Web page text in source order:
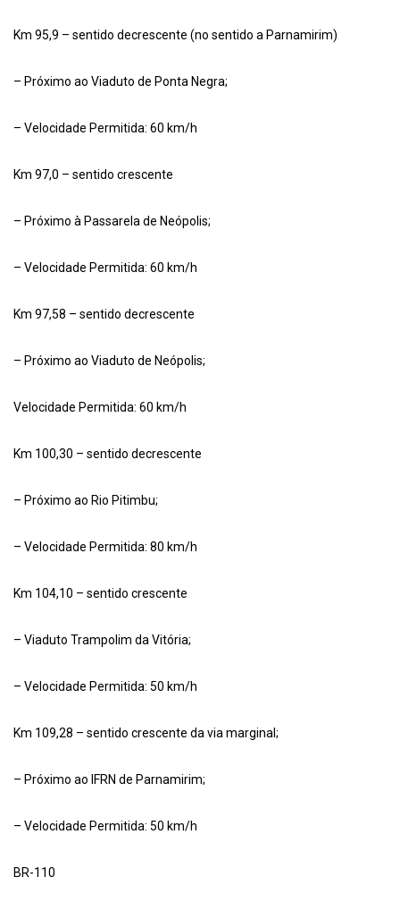
Km 95,9 – sentido decrescente (no sentido a Parnamirim)
– Próximo ao Viaduto de Ponta Negra;
– Velocidade Permitida: 60 km/h
Km 97,0 – sentido crescente
– Próximo à Passarela de Neópolis;
– Velocidade Permitida: 60 km/h
Km 97,58 – sentido decrescente
– Próximo ao Viaduto de Neópolis;
Velocidade Permitida: 60 km/h
Km 100,30 – sentido decrescente
– Próximo ao Rio Pitimbu;
– Velocidade Permitida: 80 km/h
Km 104,10 – sentido crescente
– Viaduto Trampolim da Vitória;
– Velocidade Permitida: 50 km/h
Km 109,28 – sentido crescente da via marginal;
– Próximo ao IFRN de Parnamirim;
– Velocidade Permitida: 50 km/h
BR-110